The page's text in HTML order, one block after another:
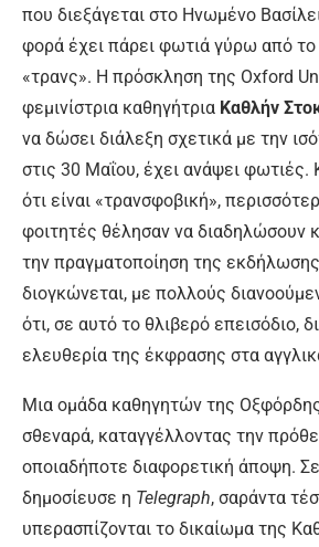
που διεξάγεται στο Ηνωμένο
φορά έχει πάρει φωτιά γύρω από
«τρανς». Η πρόσκληση της Oxford
φεμινίστρια καθηγήτρια Καθλήν
να δώσει διάλεξη σχετικά με την
στις 30 Μαΐου, έχει ανάψει
ότι είναι «τρανσφοβική»,
φοιτητές θέλησαν να διαδηλώσουν
την πραγματοποίηση της
διογκώνεται, με πολλούς
ότι, σε αυτό το θλιβερό επεισόδιο,
ελευθερία της έκφρασης στα
Μια ομάδα καθηγητών της
σθεναρά, καταγγέλλοντας την
οποιαδήποτε διαφορετική άποψη.
δημοσίευσε η Telegraph, σαράντα
υπερασπίζονται το δικαίωμα της